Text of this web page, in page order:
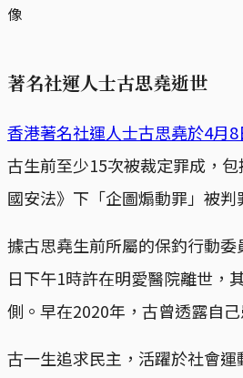
像
著名社運人士古思堯逝世
香港著名社運人士古思堯於4月8
古生前至少15次被裁定罪成，
國安法》下「企圖煽動罪」被判
據古思堯生前所屬的保釣行動
日下午1時許在明愛醫院離世，
側。早在2020年，古曾透露自
古一生追求民主，活躍於社會